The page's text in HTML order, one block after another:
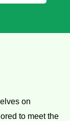
on
to meet the